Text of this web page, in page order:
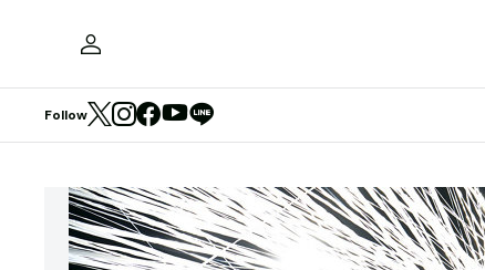
Follow